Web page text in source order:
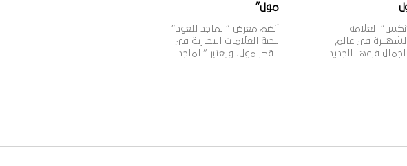
العلامة
الشهيرة في عالم
فرعها الجديد
مول”
أنضم معرض “الماجد للعود”
لنخبة العلامات التجارية في
القصر مول، ويعتبر “الماجد